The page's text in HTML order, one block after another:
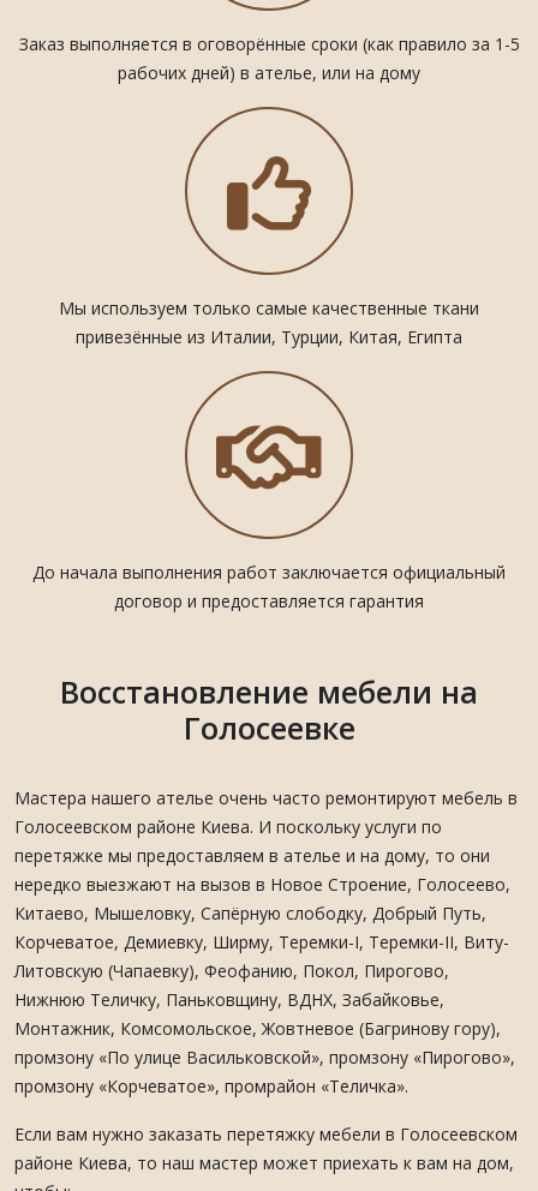
Заказ выполняется в оговорённые сроки (как правило за 1-5
рабочих дней) в ателье, или на дому
Мы используем только самые качественные ткани
привезённые из Италии, Турции, Китая, Египта
До начала выполнения работ заключается официальный
договор и предоставляется гарантия
Восстановление мебели на
Голосеевке
Мастера нашего ателье очень часто ремонтируют мебель в
Голосеевском районе Киева. И поскольку услуги по
перетяжке мы предоставляем в ателье и на дому, то они
нередко выезжают на вызов в Новое Строение, Голосеево,
Китаево, Мышеловку, Сапёрную слободку, Добрый Путь,
Корчеватое, Демиевку, Ширму, Теремки-I, Теремки-II, Виту-
Литовскую (Чапаевку), Феофанию, Покол, Пирогово,
Нижнюю Теличку, Паньковщину, ВДНХ, Забайковье,
Монтажник, Комсомольское, Жовтневое (Багринову гору),
промзону «По улице Васильковской», промзону «Пирогово»,
промзону «Корчеватое», промрайон «Теличка».
Если вам нужно заказать перетяжку мебели в Голосеевском
районе Киева, то наш мастер может приехать к вам на дом,